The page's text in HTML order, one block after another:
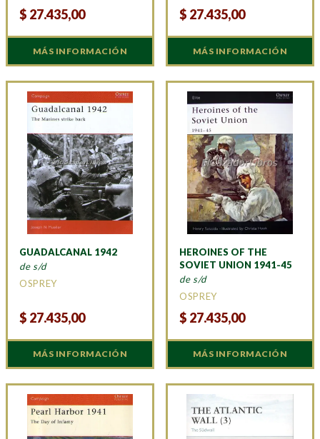
$ 27.435,00
MÁS INFORMACIÓN
$ 27.435,00
MÁS INFORMACIÓN
GUADALCANAL 1942
de s/d
OSPREY
$ 27.435,00
MÁS INFORMACIÓN
HEROINES OF THE
SOVIET UNION 1941-45
de s/d
OSPREY
$ 27.435,00
MÁS INFORMACIÓN